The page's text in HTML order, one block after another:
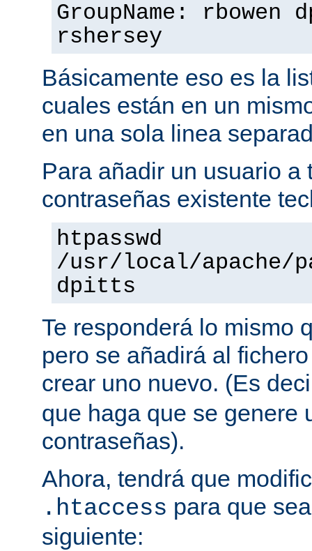
GroupName: rbowen
rshersey
Básicamente eso es la
cuales están en un
en una sola linea
Para añadir un usuario a
contraseñas existente
htpasswd
/usr/local/apache/
dpitts
Te responderá lo mismo
pero se añadirá al
crear uno nuevo. (Es
que haga que se genere
contraseñas).
Ahora, tendrá que
.htaccess para que
siguiente: